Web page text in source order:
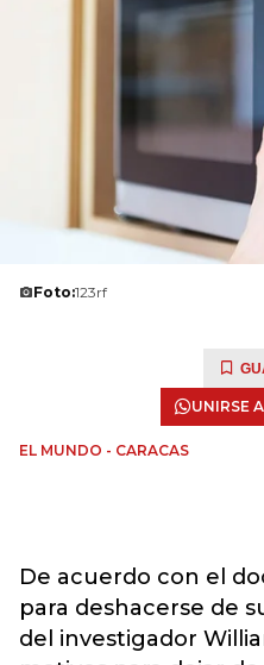
Foto:123rf
UNIRSE
EL MUNDO - CARACAS
De acuerdo con el
para deshacerse de
del investigador